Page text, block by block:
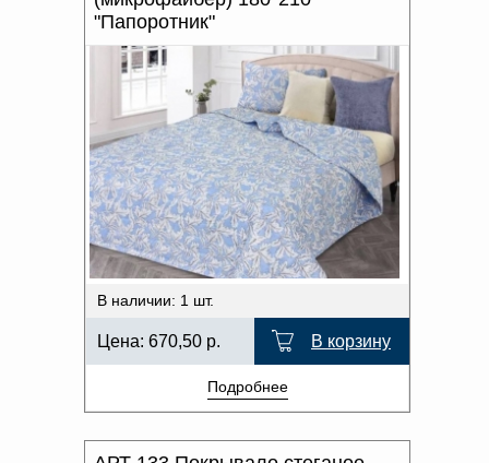
"Папоротник"
В наличии: 1 шт.
Цена: 670,50 р. В корзину
Подробнее